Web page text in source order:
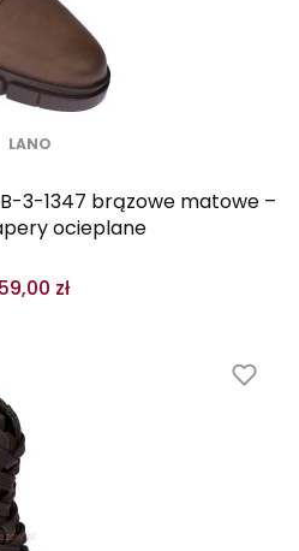
LANO
3-1347 brązowe matowe –
ocieplane
zł